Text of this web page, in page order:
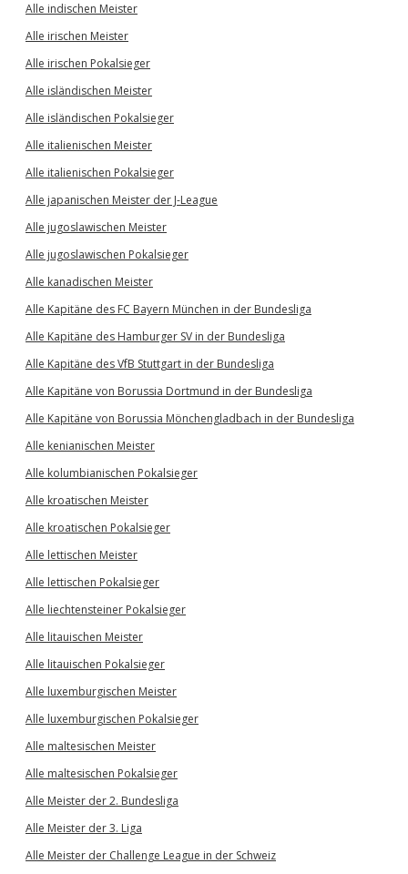
Alle indischen Meister
Alle irischen Meister
Alle irischen Pokalsieger
Alle isländischen Meister
Alle isländischen Pokalsieger
Alle italienischen Meister
Alle italienischen Pokalsieger
Alle japanischen Meister der J-League
Alle jugoslawischen Meister
Alle jugoslawischen Pokalsieger
Alle kanadischen Meister
Alle Kapitäne des FC Bayern München in der Bundesliga
Alle Kapitäne des Hamburger SV in der Bundesliga
Alle Kapitäne des VfB Stuttgart in der Bundesliga
Alle Kapitäne von Borussia Dortmund in der Bundesliga
Alle Kapitäne von Borussia Mönchengladbach in der Bundesliga
Alle kenianischen Meister
Alle kolumbianischen Pokalsieger
Alle kroatischen Meister
Alle kroatischen Pokalsieger
Alle lettischen Meister
Alle lettischen Pokalsieger
Alle liechtensteiner Pokalsieger
Alle litauischen Meister
Alle litauischen Pokalsieger
Alle luxemburgischen Meister
Alle luxemburgischen Pokalsieger
Alle maltesischen Meister
Alle maltesischen Pokalsieger
Alle Meister der 2. Bundesliga
Alle Meister der 3. Liga
Alle Meister der Challenge League in der Schweiz